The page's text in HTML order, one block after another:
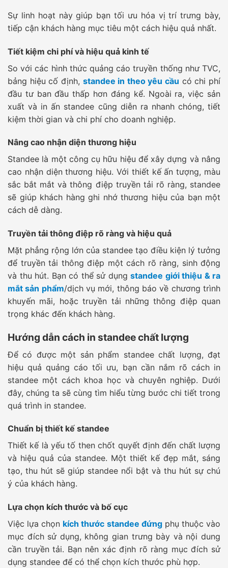
Sự linh hoạt này giúp bạn tối ưu hóa vị trí trưng bày,
tiếp cận khách hàng mục tiêu một cách hiệu quả nhất.
Tiết kiệm chi phí và hiệu quả kinh tế
So với các hình thức quảng cáo truyền thống như TVC,
bảng hiệu cố định, standee in theo yêu cầu có chi phí
đầu tư ban đầu thấp hơn đáng kể. Ngoài ra, việc sản
xuất và in ấn standee cũng diễn ra nhanh chóng, tiết
kiệm thời gian và chi phí cho doanh nghiệp.
Nâng cao nhận diện thương hiệu
Standee là một công cụ hữu hiệu để xây dựng và nâng
cao nhận diện thương hiệu. Với thiết kế ấn tượng, màu
sắc bắt mắt và thông điệp truyền tải rõ ràng, standee
sẽ giúp khách hàng ghi nhớ thương hiệu của bạn một
cách dễ dàng.
Truyền tải thông điệp rõ ràng và hiệu quả
Mặt phẳng rộng lớn của standee tạo điều kiện lý tưởng
để truyền tải thông điệp một cách rõ ràng, sinh động
và thu hút. Bạn có thể sử dụng standee giới thiệu & ra
mắt sản phẩm/dịch vụ mới, thông báo về chương trình
khuyến mãi, hoặc truyền tải những thông điệp quan
trọng khác đến khách hàng.
Hướng dẫn cách in standee chất lượng
Để có được một sản phẩm standee chất lượng, đạt
hiệu quả quảng cáo tối ưu, bạn cần nắm rõ cách in
standee một cách khoa học và chuyên nghiệp. Dưới
đây, chúng ta sẽ cùng tìm hiểu từng bước chi tiết trong
quá trình in standee.
Chuẩn bị thiết kế standee
Thiết kế là yếu tố then chốt quyết định đến chất lượng
và hiệu quả của standee. Một thiết kế đẹp mắt, sáng
tạo, thu hút sẽ giúp standee nổi bật và thu hút sự chú
ý của khách hàng.
Lựa chọn kích thước và bố cục
Việc lựa chọn kích thước standee đứngphụ thuộc vào
mục đích sử dụng, không gian trưng bày và nội dung
cần truyền tải. Bạn nên xác định rõ ràng mục đích sử
dụng standee để có thể chọn kích thước phù hợp.